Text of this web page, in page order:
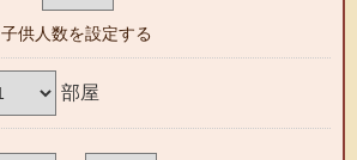
子供人数を設定する
部屋